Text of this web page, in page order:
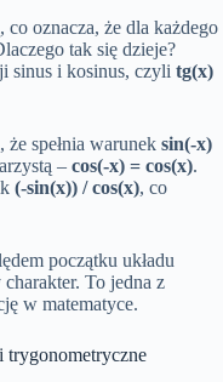
co oznacza, że dla każdego
tak się dzieje?
sinus i kosinus, czyli tg(x)
że spełnia warunek sin(-x)
– cos(-x) = cos(x).
(-sin(x)) / cos(x), co
początku układu
To jedna z
w matematyce.
trygonometryczne